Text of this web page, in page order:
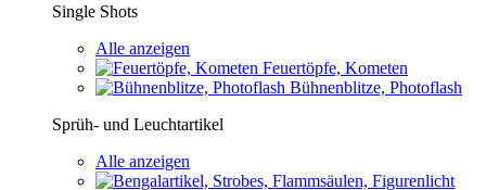
Single Shots
Alle anzeigen
Feuertöpfe, Kometen
Bühnenblitze, Photoflash
Sprüh- und Leuchtartikel
Alle anzeigen